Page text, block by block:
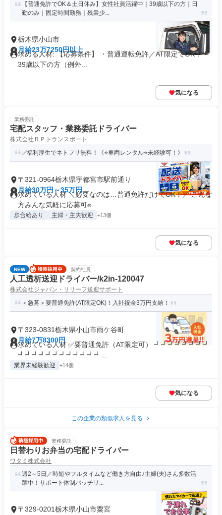
【普通免許でOK＆土日休み】女性社員活躍中｜39歳以下の方｜日
勤のみ｜固定時間勤務｜残業少...
栃木県小山市
月給23万7250円以上
求める人材: 【応募条件】 ・普通運転免許／AT限定でOK！ ・
39歳以下の方（例外...
気になる
業務委託
宅配スタッフ・業務委託ドライバー
株式会社ＢＰトランスポート
✅福利厚生でネトフリ無料！《⭐️車両レンタル⭐未経験可！》
〒321-0964栃木県宇都宮市駅前通り
月給30万円～35万円
求めている人材 ＼必要なのは…普通免許だけでOK！／ こんな
方みんな気軽に応募可✊️...
歩合給あり 主婦・主夫歓迎 +13個
気になる
NEW 契約社員
人工透析送迎ドライバー/k2in-120047
株式会社ジャパン・リリーフ送迎サポート
＜急募＞要普通免許(AT限定OK)！入社祝金3万円支給！
〒323-0831栃木県小山市雨ケ谷町
月給7万8300円
求めている人材 ✅要普通免許（AT限定可） ┛┛┛┛┛┛┛┛
┛┛┛┛┛┛┛┛┛┛┛┛...
業界未経験歓迎 +14個
気になる
この企業の類似求人を見る
業務委託
日替わりお弁当の宅配ドライバー
ワタミ株式会社
週2～5日／時短やフルタイムなど働き方自由♪主婦(夫)さん多数活
躍中！サポート体制バッチリ...
〒329-0201栃木県小山市粟宮